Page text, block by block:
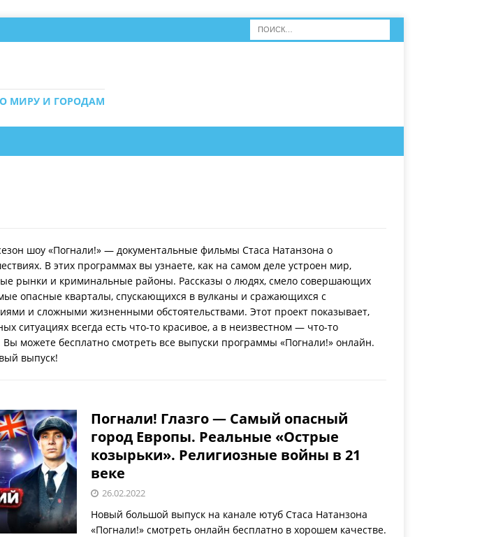
МИРУ И ГОРОДАМ
шоу «Погнали!» — документальные фильмы Стаса Натанзона о
В этих программах вы узнаете, как на самом деле устроен мир,
рынки и криминальные районы. Рассказы о людях, смело совершающих
опасные кварталы, спускающихся в вулканы и сражающихся с
и сложными жизненными обстоятельствами. Этот проект показывает,
ситуациях всегда есть что-то красивое, а в неизвестном — что-то
Вы можете бесплатно смотреть все выпуски программы «Погнали!» онлайн.
выпуск!
Погнали! Глазго — Самый опасный
город Европы. Реальные «Острые
козырьки». Религиозные войны в 21
веке
26.02.2022
Новый большой выпуск на канале ютуб Стаса Натанзона
«Погнали!» смотреть онлайн бесплатно в хорошем качестве.